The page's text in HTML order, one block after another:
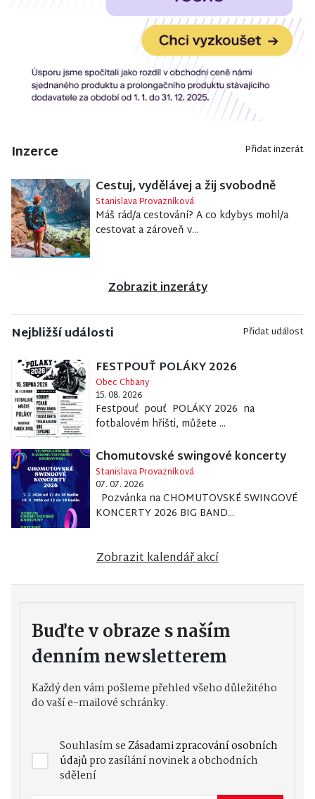
Inzerce Přidat inzerát
Cestuj, vydělávej a žij svobodně
Stanislava Provazníková
Máš rád/a cestování? A co kdybys mohl/a
cestovat a zároveň v...
Zobrazit inzeráty
Nejbližší události Přidat událost
FESTPOUŤ POLÁKY 2026
Obec Chbany
15. 08. 2026
Festpouť pouť POLÁKY 2026 na
fotbalovém hřišti, můžete ...
Chomutovské swingové koncerty
Stanislava Provazníková
07. 07. 2026
Pozvánka na CHOMUTOVSKÉ SWINGOVÉ
KONCERTY 2026 BIG BAND...
Zobrazit kalendář akcí
Buďte v obraze s naším
denním newsletterem
Každý den vám pošleme přehled všeho důležitého
do vaší e-mailové schránky.
Souhlasím seZásadami zpracování osobních
údajůpro zasílání novinek a obchodních
sdělení